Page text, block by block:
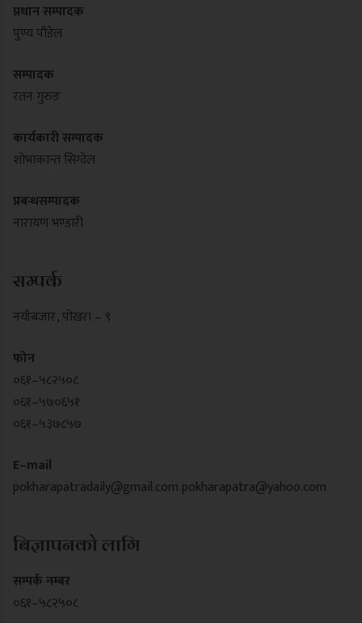
प्रधान सम्पादक
पुण्य पौडेल
सम्पादक
रतन गुरुङ
कार्यकारी सम्पादक
शोभाकान्त सिग्देल
प्रबन्धसम्पादक
नारायण भण्डारी
सम्पर्क
नयाँबजार , पोखरा – ९
फोन
०६१–५८२५०८
०६१–५७०६५१
०६१–५३७८५७
E–mail
pokharapatradaily@gmail.com pokharapatra@yahoo.com
बिज्ञापनको लागि
सम्पर्क नम्बर
०६१–५८२५०८